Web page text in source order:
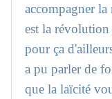
accompagner
est la
pour ça
a pu parler de
que la laïcité